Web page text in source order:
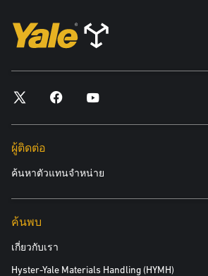
ผู้ติดต่อ
ค้นหาตัวแทนจำหน่าย
ค้นพบ
เกี่ยวกับเรา
Hyster-Yale Materials Handling (HYMH)